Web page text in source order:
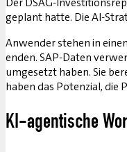
geplant hatte. Die AI-
Anwender stehen in
enden. SAP-Daten
umgesetzt haben. Sie
haben das Potenzial, die
KI-agentische